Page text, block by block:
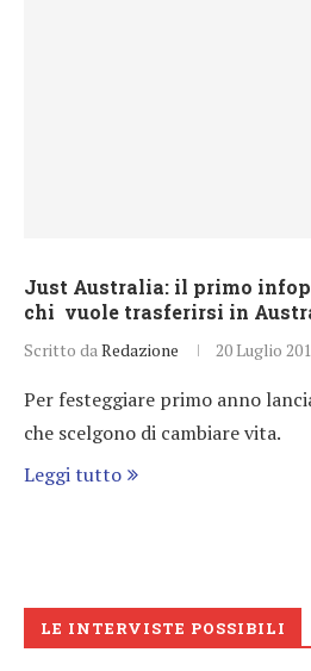
Just Australia: il primo
chi vuole trasferirsi in
Scritto da Redazione 20 Luglio
Per festeggiare primo anno
che scelgono di cambiare vita.
Leggi tutto
LE INTERVISTE POSSIBILI